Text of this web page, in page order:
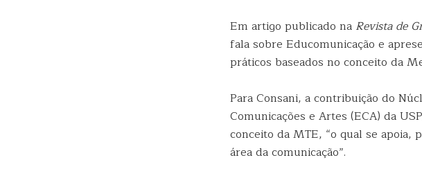
Em artigo publicado na Revista de
fala sobre Educomunicação e
práticos baseados no conceito da
Para Consani, a contribuição do
Comunicações e Artes (ECA) da
conceito da MTE, “o qual se
área da comunicação”.